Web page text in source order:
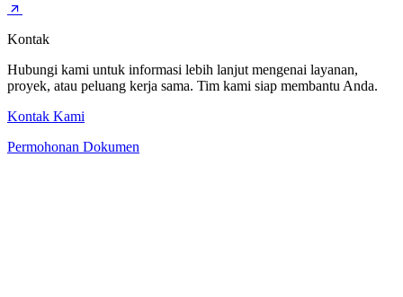
Kontak
Hubungi kami untuk informasi lebih lanjut mengenai layanan,
proyek, atau peluang kerja sama. Tim kami siap membantu Anda.
Kontak Kami
Permohonan Dokumen